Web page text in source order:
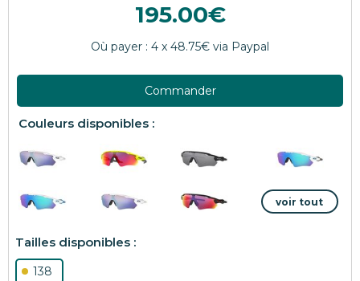
195.00
Commander
138